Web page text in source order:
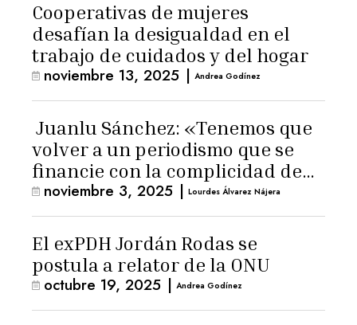
Cooperativas de mujeres
desafían la desigualdad en el
trabajo de cuidados y del hogar
noviembre 13, 2025 | Andrea Godínez
Juanlu Sánchez: «Tenemos que
volver a un periodismo que se
financie con la complicidad de
los lectores»
noviembre 3, 2025 | Lourdes Álvarez Nájera
El exPDH Jordán Rodas se
postula a relator de la ONU
octubre 19, 2025 | Andrea Godínez